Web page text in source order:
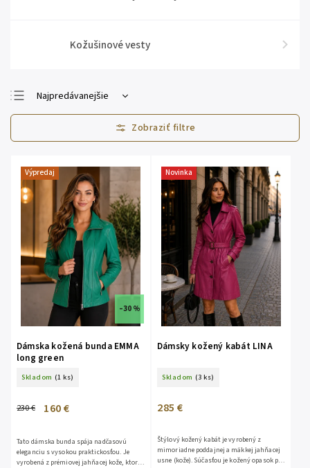
Kožušinové vesty
Najpredávanejšie
Najlacnejšie
Najdrahšie
Výpredaj
–30 %
Dámska kožená bunda EMMA
long green
Skladom (1 ks)
230 € 160 €
Tato dámska bunda spája nadčasovú
eleganciu s vysokou praktickosťou. Je
vyrobená z prémiovej jahňacej kože, ktorá
Novinka
Dámsky kožený kabát LINA
Skladom (3 ks)
285 €
Štýlový kožený kabát je vyrobený z
mimoriadne poddajnej a mäkkej jahňacej
usne (kože). Súčasťou je kožený opasok pre